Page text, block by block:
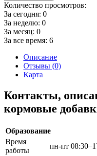
Количество просмотров:
За сегодня: 0
За неделю: 0
За месяц: 0
За все время: 6
Описание
Отзывы (0)
Карта
Контакты,
кормовые
Образование
Время
работы
пн-пт